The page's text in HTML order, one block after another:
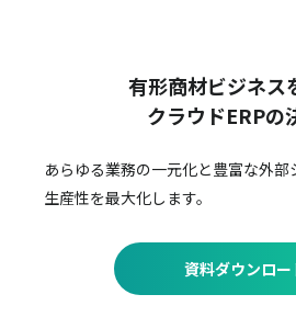
有形商材ビジネス
クラウドERPの
あらゆる業務の一元化と豊富な外部
生産性を最大化します。
資料ダウンロー